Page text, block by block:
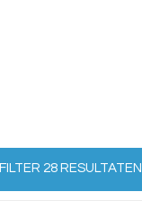
FILTER 28 RESULTATEN